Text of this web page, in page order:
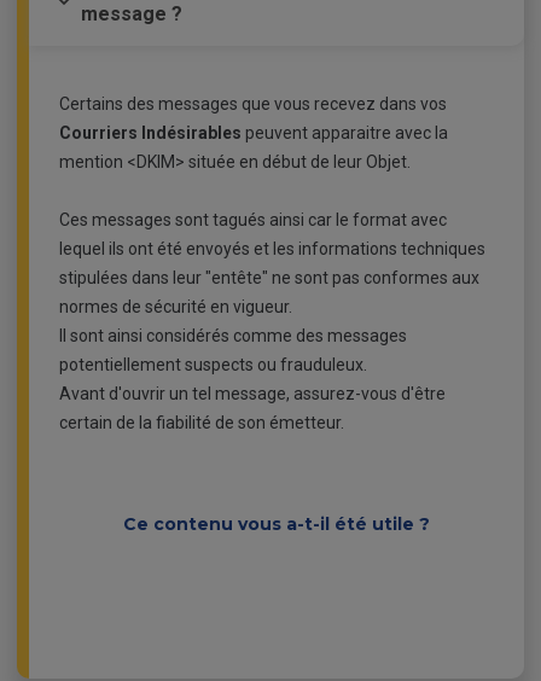
message ?
Certains des messages que vous recevez dans vos
Courriers Indésirables peuvent apparaitre avec la
mention <DKIM> située en début de leur Objet.
Ces messages sont tagués ainsi car le format avec
lequel ils ont été envoyés et les informations techniques
stipulées dans leur "entête" ne sont pas conformes aux
normes de sécurité en vigueur.
Il sont ainsi considérés comme des messages
potentiellement suspects ou frauduleux.
Avant d'ouvrir un tel message, assurez-vous d'être
certain de la fiabilité de son émetteur.
Ce contenu vous a-t-il été utile ?